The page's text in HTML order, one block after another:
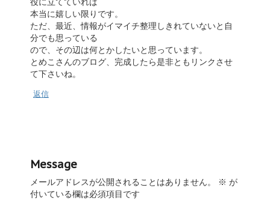
本当に嬉しい限りです。
ただ、最近、情報がイマイチ整理しきれていないと自
分でも思っている
ので、その辺は何とかしたいと思っています。
とめこさんのブログ、完成したら是非ともリンクさせ
て下さいね。
返信
Message
メールアドレスが公開されることはありません。 ※ が
付いている欄は必須項目です